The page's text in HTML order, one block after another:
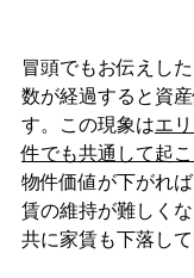
冒頭でもお伝えし
数が経過すると資
す。この現象はエ
件でも共通して起
物件価値が下がれ
賃の維持が難しく
共に家賃も下落して